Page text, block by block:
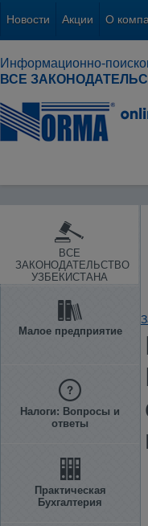
Новости Акции О
Информационно-
ВСЕ
ВСЕ
ЗАКОНОДАТЕЛЬСТВО
УЗБЕКИСТАНА
Малое предприятие
Налоги: Вопросы и
ответы
Практическая
Бухгалтерия